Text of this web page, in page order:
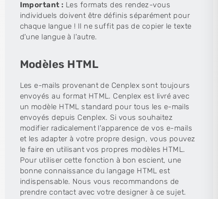
Important : Les formats des rendez-vous
individuels doivent être définis séparément pour
chaque langue ! Il ne suffit pas de copier le texte
d'une langue à l'autre.
Modèles HTML
Les e-mails provenant de Cenplex sont toujours
envoyés au format HTML. Cenplex est livré avec
un modèle HTML standard pour tous les e-mails
envoyés depuis Cenplex. Si vous souhaitez
modifier radicalement l'apparence de vos e-mails
et les adapter à votre propre design, vous pouvez
le faire en utilisant vos propres modèles HTML.
Pour utiliser cette fonction à bon escient, une
bonne connaissance du langage HTML est
indispensable. Nous vous recommandons de
prendre contact avec votre designer à ce sujet.